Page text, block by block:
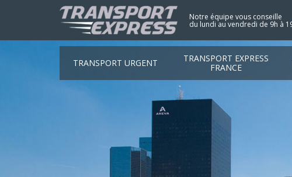
Notre équipe vous conseille
du lundi au vendredi de 9h à
TRANSPORT URGENT
TRANSPORT EXPRESS
FRANCE